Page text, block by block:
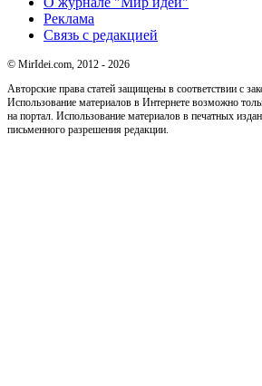
Реклама
Связь с редакцией
© MirIdei.com, 2012 - 2026
Авторские права статей защищены в соответствии с
Использование материалов в Интернете возможно
на портал. Использование материалов в печатных
письменного разрешения редакции.